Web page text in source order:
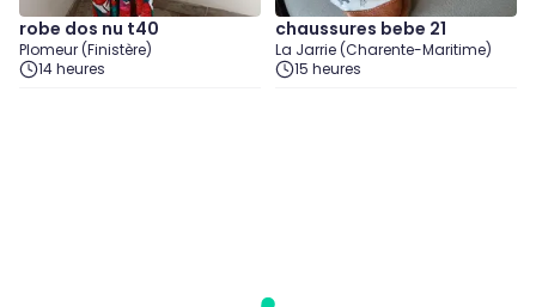
robe dos nu t40
Plomeur (Finistère)
14 heures
chaussures bebe 21
La Jarrie (Charente-Maritime)
15 heures